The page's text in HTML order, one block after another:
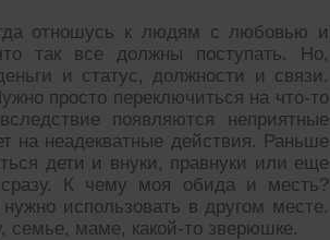
отношусь к людям с любовью и
так все должны поступать. Но,
и статус, должности и связи.
просто переключиться на что-то
появляются неприятные
на неадекватные действия. Раньше
дети и внуки, правнуки или еще
К чему моя обида и месть?
использовать в другом месте.
семье, маме, какой-то зверюшке.